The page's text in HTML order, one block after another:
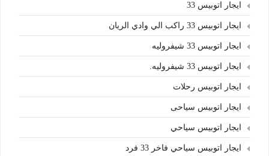
ايجار اتوبيس 33
ايجار اتوبيس 33 راكب الي وادي الريان
ايجار اتوبيس 33 شيفروليه
ايجار اتوبيس 33 شيفروليه.
ايجار اتوبيس رحلات
ايجار اتوبيس سياحى
ايجار اتوبيس سياحي
ايجار اتوبيس سياحي فاخر 33 فرد